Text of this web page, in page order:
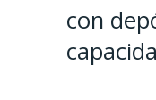
con